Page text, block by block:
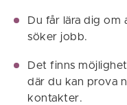
Du får lära dig om
söker jobb.
Det finns
där du kan prova
kontakter.